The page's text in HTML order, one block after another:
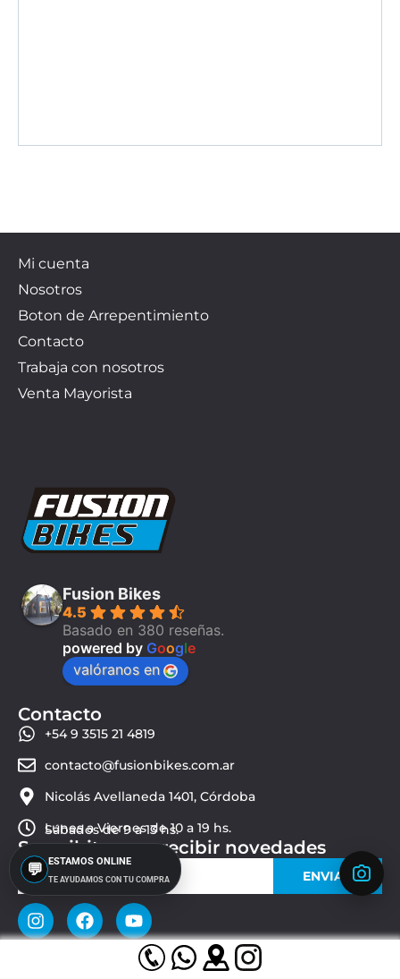
Mi cuenta
Nosotros
Boton de Arrepentimiento
Contacto
Trabaja con nosotros
Venta Mayorista
Fusion Bikes
4.5
Basado en 380 reseñas.
powered by Google
valóranos en
Contacto
+54 9 3515 21 4819
contacto@fusionbikes.com.ar
Nicolás Avellaneda 1401, Córdoba
Lunes a Viernes de 10 a 19 hs.
Sábados de 9 a 13 hs.
Suscribite para recibir novedades
ENVIAR
© 2026 Fusion Bikes
💬 ESTAMOS ONLINE
TE AYUDAMOS CON TU COMPRA